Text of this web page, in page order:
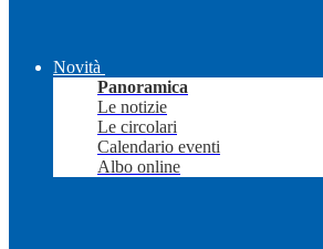
Novità
Panoramica
Le notizie
Le circolari
Calendario eventi
Albo online